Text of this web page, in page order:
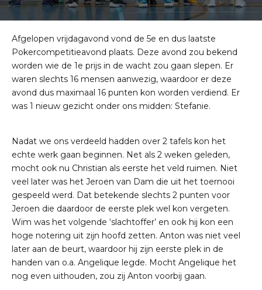
Afgelopen vrijdagavond vond de 5e en dus laatste
Pokercompetitieavond plaats. Deze avond zou bekend
worden wie de 1e prijs in de wacht zou gaan slepen. Er
waren slechts 16 mensen aanwezig, waardoor er deze
avond dus maximaal 16 punten kon worden verdiend. Er
was 1 nieuw gezicht onder ons midden: Stefanie.
Nadat we ons verdeeld hadden over 2 tafels kon het
echte werk gaan beginnen. Net als 2 weken geleden,
mocht ook nu Christian als eerste het veld ruimen. Niet
veel later was het Jeroen van Dam die uit het toernooi
gespeeld werd. Dat betekende slechts 2 punten voor
Jeroen die daardoor de eerste plek wel kon vergeten.
Wim was het volgende ‘slachtoffer’ en ook hij kon een
hoge notering uit zijn hoofd zetten. Anton was niet veel
later aan de beurt, waardoor hij zijn eerste plek in de
handen van o.a. Angelique legde. Mocht Angelique het
nog even uithouden, zou zij Anton voorbij gaan.